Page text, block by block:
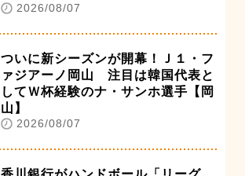
2026/08/07
ついに新シーズンが開幕！Ｊ１・フ
ァジアーノ岡山 注目は韓国代表と
してＷ杯経験のナ・サンホ選手【岡
山】
2026/08/07